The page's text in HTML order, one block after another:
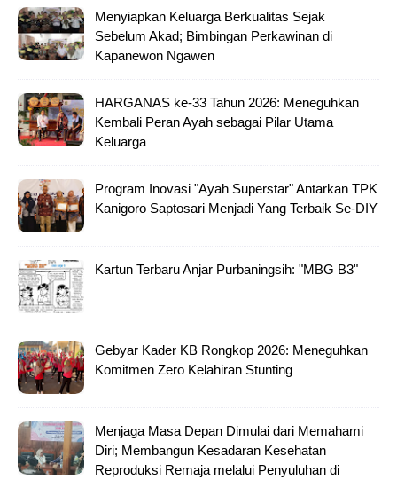
Menyiapkan Keluarga Berkualitas Sejak
Sebelum Akad; Bimbingan Perkawinan di
Kapanewon Ngawen
HARGANAS ke-33 Tahun 2026: Meneguhkan
Kembali Peran Ayah sebagai Pilar Utama
Keluarga
Program Inovasi "Ayah Superstar" Antarkan TPK
Kanigoro Saptosari Menjadi Yang Terbaik Se-DIY
Kartun Terbaru Anjar Purbaningsih: "MBG B3"
Gebyar Kader KB Rongkop 2026: Meneguhkan
Komitmen Zero Kelahiran Stunting
Menjaga Masa Depan Dimulai dari Memahami
Diri; Membangun Kesadaran Kesehatan
Reproduksi Remaja melalui Penyuluhan di